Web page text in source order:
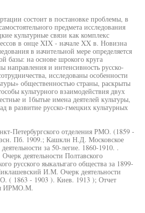
состоит в постановке проблемы, в
предмета исследования
культурные связи как комплекс
в онце XIX - начале XX в. Новизна
в иачительной мере определяется
базы: на основе шрокого круга
направления и интенсивность русско-
исследованы особенности
общественностью страны, раскрыты
культурного взаимодействия двух
и 1бытые имена деятелей культуры,
в развитие русско-гмецких культурных
Петербургского отделения РМО. (1859 -
Пб. 1909.; Кашклн Н.Д. Московское
за 50-легие. 1860-1910. .
деятельности Полтавского
русского яыкалыгаго общества за 1899-
И.М. Очерк деятельности
( 1863 - 1903 ). Киев. 1913 ); Отчет
ИРМО.М.